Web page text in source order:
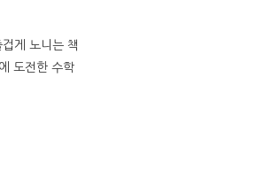
게 노니는 책
도전한 수학